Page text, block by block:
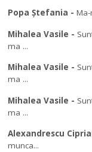
Popa Ștefania -
Mihalea Vasile -
ma ...
Mihalea Vasile -
ma ...
Mihalea Vasile -
ma ...
Alexandrescu
munca...